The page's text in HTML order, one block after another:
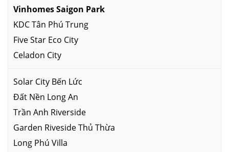
Vinhomes Saigon Park
KDC Tân Phú Trung
Five Star Eco City
Celadon City
Solar City Bến Lức
Đất Nền Long An
Trần Anh Riverside
Garden Riveside Thủ Thừa
Long Phú Villa